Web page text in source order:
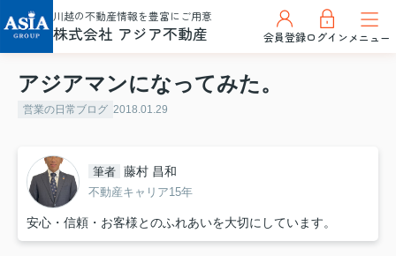
川越の不動産情報を豊富にご用意
株式会社 アジア不動産 会員登録ログインメニュー
アジアマンになってみた。
営業の日常ブログ 2018.01.29
筆者 藤村 昌和
不動産キャリア15年
安心・信頼・お客様とのふれあいを大切にしています。